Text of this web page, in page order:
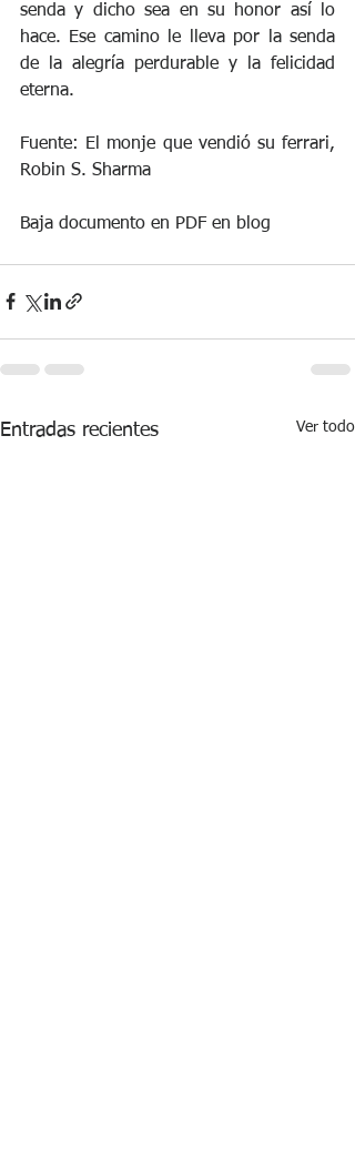
senda y dicho sea en su honor así lo
hace. Ese camino le lleva por la senda
de la alegría perdurable y la felicidad
eterna.
Fuente: El monje que vendió su ferrari,
Robin S. Sharma
Baja documento en PDF en blog
Entradas recientes Ver todo